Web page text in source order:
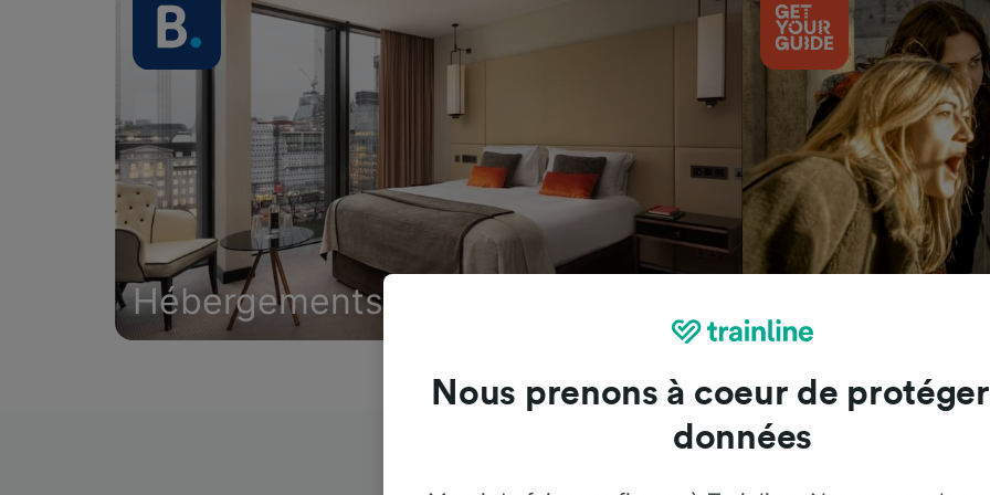
Hébergements
Trainline : l'avis de nos clients
Nous prenons à coeur de
données